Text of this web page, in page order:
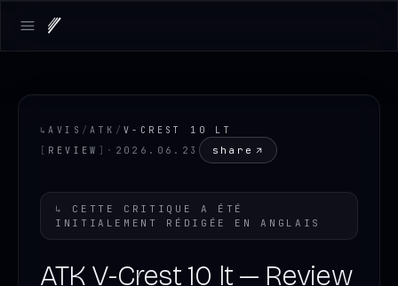
Open main menu
↳AVIS /ATK /V-CREST 10 LT
[ REVIEW ] · 2026.06.23 share
↳ CETTE CRITIQUE A ÉTÉ
INITIALEMENT RÉDIGÉE EN
ANGLAIS
ATK V-Crest 10 lt — Review